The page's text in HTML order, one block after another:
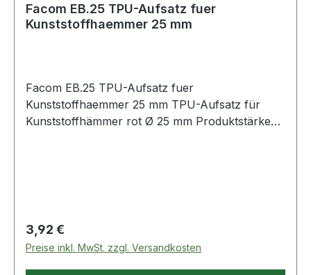
Facom EB.25 TPU-Aufsatz fuer
Kunststoffhaemmer 25 mm
Facom EB.25 TPU-Aufsatz fuer
Kunststoffhaemmer 25 mm TPU-Aufsatz für
Kunststoffhämmer rot Ø 25 mm Produktstärken:
Regulärer Preis:
3,92 €
Preise inkl. MwSt. zzgl. Versandkosten